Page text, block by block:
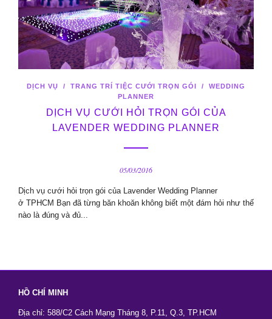
DỊCH VỤ / TRANG TRÍ TIỆC CƯỚI TRỌN GÓI / WEDDING
PLANNER
DỊCH VỤ CƯỚI HỎI TRỌN GÓI CỦA
LAVENDER WEDDING PLANNER
05/03/2016
Dịch vụ cưới hỏi trọn gói của Lavender Wedding Planner
ở TPHCM Bạn đã từng băn khoăn không biết một đám hỏi như thế
nào là đúng và đủ...
HỒ CHÍ MINH
Địa chỉ: 588/C2 Cách Mạng Tháng 8, P.11, Q.3, TP.HCM